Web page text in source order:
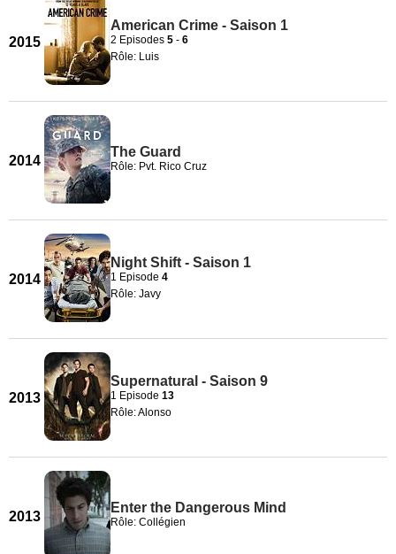
2015
American Crime - Saison 1
2 Episodes 5 - 6
Rôle: Luis
2014
The Guard
Rôle: Pvt. Rico Cruz
2014
Night Shift - Saison 1
1 Episode 4
Rôle: Javy
2013
Supernatural - Saison 9
1 Episode 13
Rôle: Alonso
2013
Enter the Dangerous Mind
Rôle: Collégien